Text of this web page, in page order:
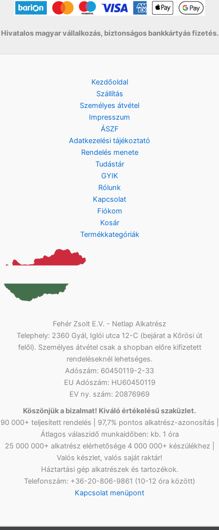
Hivatalos magyar vállalkozás, biztonságos bankkártyás fizetés.
Kezdőoldal
Szállítás
Személyes átvétel
Impresszum
ÁSZF
Adatkezelési tájékoztató
Rendelés menete
Tudástár
GYIK
Rólunk
Kapcsolat
Fiókom
Kosár
Termékkategóriák
Fehér Zsolt E.V. - Netlap Alkatrész
Telephely: 2360 Gyál, Iglói utca 12-C (bejárat a Kőrösi út
felől). Személyes átvétel csak a shopban előre kifizetett
rendeléseknél lehetséges.
Adószám: 60450119-2-33
EU Adószám: HU60450119
EV ny. szám: 20876969
Köszönjük a bizalmat! Kiváló értékelésű szaküzlet.
90 000+ teljesített rendelés | 97,7% pontos alkatrész-azonosítás |
Átlagos válaszidő munkaidőben: kb. 1 óra
25 000 000+ alkatrész elérhetősége 4 000 000+ készülékhez |
Valós készlet, valós saját raktár!
Háztartási gép alkatrészek és tartozékok.
Telefonszám: +36-20-806-9861 (10-12 óra között)
Kapcsolat menüpont